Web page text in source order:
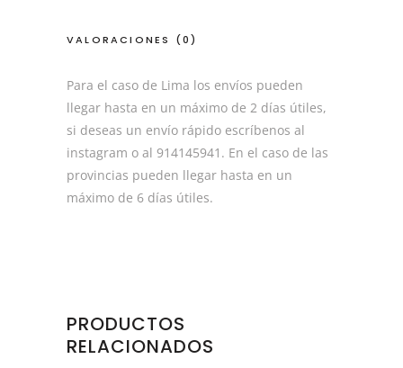
VALORACIONES (0)
Para el caso de Lima los envíos pueden
llegar hasta en un máximo de 2 días útiles,
si deseas un envío rápido escríbenos al
instagram o al 914145941. En el caso de las
provincias pueden llegar hasta en un
máximo de 6 días útiles.
PRODUCTOS
RELACIONADOS